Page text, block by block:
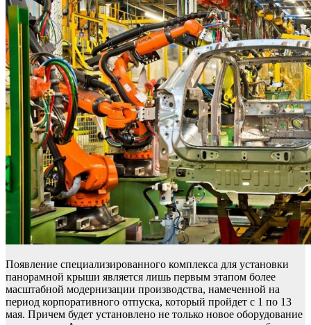
Появление специализированного комплекса для установки
панорамной крыши является лишь первым этапом более
масштабной модернизации производства, намеченной на
период корпоративного отпуска, который пройдет с 1 по 13
мая. Причем будет установлено не только новое оборудование